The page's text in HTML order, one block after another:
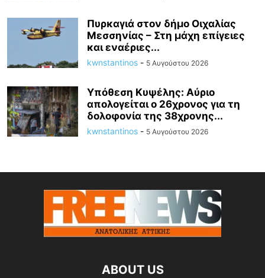
Πυρκαγιά στον δήμο Οιχαλίας
Μεσσηνίας – Στη μάχη επίγειες
και εναέριες...
kwnstantinos - 5 Αυγούστου 2026
Υπόθεση Κυψέλης: Αύριο
απολογείται ο 26χρονος για τη
δολοφονία της 38χρονης...
kwnstantinos - 5 Αυγούστου 2026
ABOUT US